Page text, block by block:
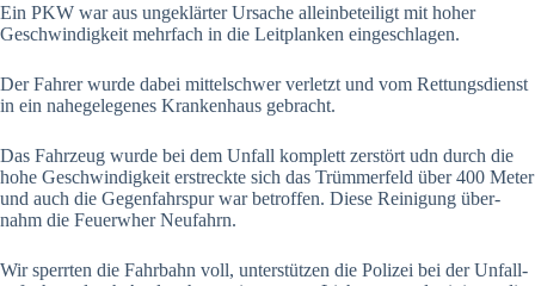
Ein PKW war aus unge­klär­ter Ursa­che allein­be­tei­ligt mit hoher
Geschwin­dig­keit mehr­fach in die Leit­plan­ken ein­ge­schla­gen.
Der Fah­rer wur­de dabei mit­tel­schwer ver­letzt und vom Ret­tungs­dienst
in ein nahe­ge­le­ge­nes Kran­ken­haus gebracht.
Das Fahr­zeug wur­de bei dem Unfall kom­plett zer­stört udn durch die
hohe Geschwin­dig­keit erstreck­te sich das Trüm­mer­feld über 400 Meter
und auch die Gegen­fahr­spur war betrof­fen. Die­se Rei­ni­gung über­
nahm die Feu­er­wher Neu­fahrn.
Wir sperr­ten die Fahr­bahn voll, unter­stüt­zen die Poli­zei bei der Unfall­